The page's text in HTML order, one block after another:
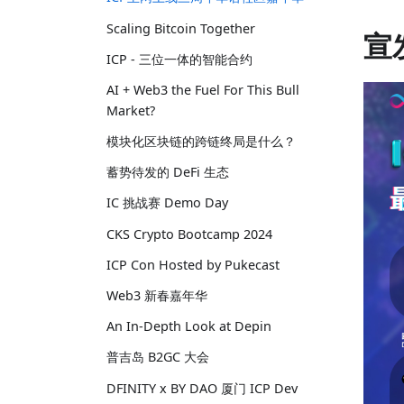
Scaling Bitcoin Together
ICP - 三位一体的智能合约
AI + Web3 the Fuel For This Bull
Market?
模块化区块链的跨链终局是什么？
蓄势待发的 DeFi 生态
IC 挑战赛 Demo Day
CKS Crypto Bootcamp 2024
ICP Con Hosted by Pukecast
Web3 新春嘉年华
An In-Depth Look at Depin
普吉岛 B2GC 大会
DFINITY x BY DAO 厦门 ICP Dev
宣